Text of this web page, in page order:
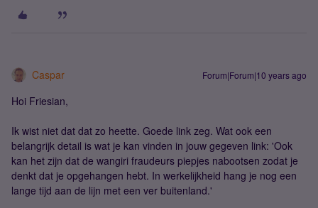
Caspar Forum|Forum|10 years ago
Hoi Friesian,
Ik wist niet dat dat zo heette. Goede link zeg. Wat ook een
belangrijk detail is wat je kan vinden in jouw gegeven link: 'Ook
kan het zijn dat de wangiri fraudeurs piepjes nabootsen zodat je
denkt dat je opgehangen hebt. In werkelijkheid hang je nog een
lange tijd aan de lijn met een ver buitenland.'